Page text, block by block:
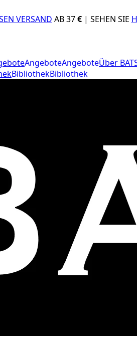
VERSAND AB 37€| SEHEN SIE
AngeboteAngeboteÜber
BibliothekBibliothek